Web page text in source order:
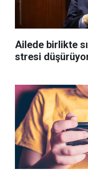
Ailede birlikte
stresi